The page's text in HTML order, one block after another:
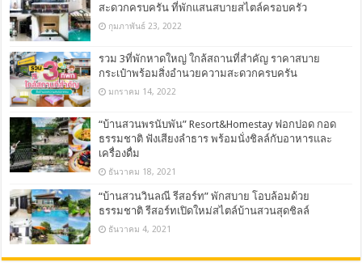
สะดวกครบครัน ที่พักแสนสบายสไตล์ครอบครัว
กุมภาพันธ์ 23, 2022
รวม 3ที่พักหาดใหญ่ ใกล้สถานที่สำคัญ ราคาสบาย
กระเป๋าพร้อมสิ่งอำนวยความสะดวกครบครัน
มกราคม 14, 2022
“บ้านสวนพรนับพัน” Resort&Homestay ฟอกปอด กอด
ธรรมชาติ ฟังเสียงลำธาร พร้อมนั่งชิลล์กับอาหารและ
เครื่องดื่ม
ธันวาคม 18, 2021
“บ้านสวนวินลณี รีสอร์ท” พักสบาย โอบล้อมด้วย
ธรรมชาติ รีสอร์ทเปิดใหม่สไตล์บ้านสวนสุดชิลล์
ธันวาคม 4, 2021